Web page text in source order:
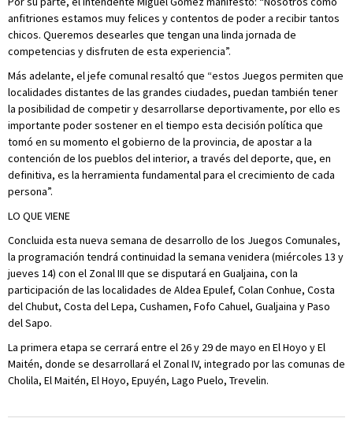
anfitriones estamos muy felices y contentos de poder a recibir tantos
chicos. Queremos desearles que tengan una linda jornada de
competencias y disfruten de esta experiencia”.
Más adelante, el jefe comunal resaltó que “estos Juegos permiten que
localidades distantes de las grandes ciudades, puedan también tener
la posibilidad de competir y desarrollarse deportivamente, por ello es
importante poder sostener en el tiempo esta decisión política que
tomó en su momento el gobierno de la provincia, de apostar a la
contención de los pueblos del interior, a través del deporte, que, en
definitiva, es la herramienta fundamental para el crecimiento de cada
persona”.
LO QUE VIENE
Concluida esta nueva semana de desarrollo de los Juegos Comunales,
la programación tendrá continuidad la semana venidera (miércoles 13 y
jueves 14) con el Zonal III que se disputará en Gualjaina, con la
participación de las localidades de Aldea Epulef, Colan Conhue, Costa
del Chubut, Costa del Lepa, Cushamen, Fofo Cahuel, Gualjaina y Paso
del Sapo.
La primera etapa se cerrará entre el 26 y 29 de mayo en El Hoyo y El
Maitén, donde se desarrollará el Zonal IV, integrado por las comunas de
Cholila, El Maitén, El Hoyo, Epuyén, Lago Puelo, Trevelin.